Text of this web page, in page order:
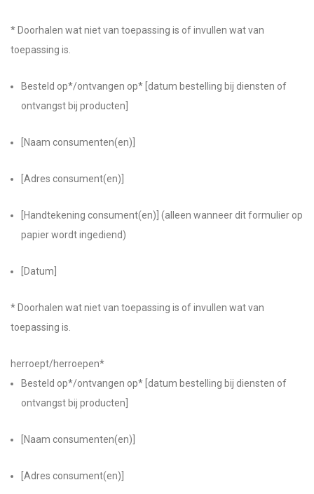
* Doorhalen wat niet van toepassing is of invullen wat van
toepassing is.
Besteld op*/ontvangen op* [datum bestelling bij diensten of
ontvangst bij producten]
[Naam consumenten(en)]
[Adres consument(en)]
[Handtekening consument(en)] (alleen wanneer dit formulier op
papier wordt ingediend)
[Datum]
* Doorhalen wat niet van toepassing is of invullen wat van
toepassing is.
herroept/herroepen*
Besteld op*/ontvangen op* [datum bestelling bij diensten of
ontvangst bij producten]
[Naam consumenten(en)]
[Adres consument(en)]